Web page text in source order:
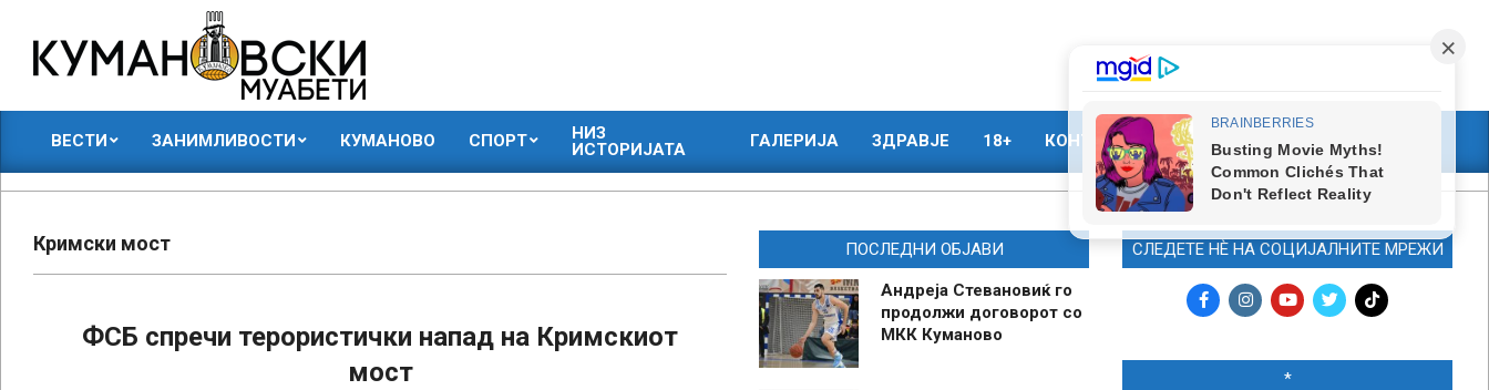
content
КУМАНОВСКИ
МУАБЕТИ
ВЕСТИ ЗАНИМЛИВОСТИ КУМАНОВО СПОРТ
НИЗ
ИСТОРИЈАТА
ГАЛЕРИЈА ЗДРАВЈЕ 18+ КОНТАКТ МАРКЕТИНГ
Кримски мост
ФСБ спречи терористички напад на Кримскиот
мост
ПОСЛЕДНИ ОБЈАВИ
Андреја Стевановиќ го
продолжи договорот со
МКК Куманово
СЛЕДЕТЕ НЀ НА СОЦИЈАЛНИТЕ МРЕЖИ
*